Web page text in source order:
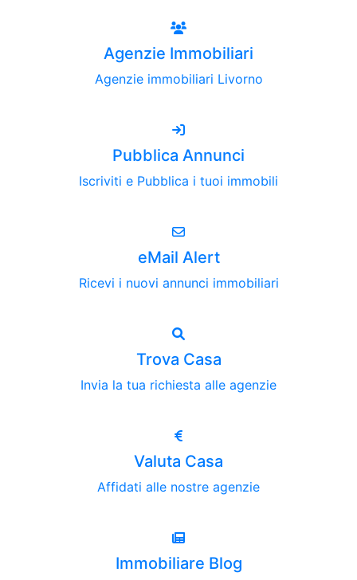
Agenzie Immobiliari
Agenzie immobiliari Livorno
Pubblica Annunci
Iscriviti e Pubblica i tuoi immobili
eMail Alert
Ricevi i nuovi annunci immobiliari
Trova Casa
Invia la tua richiesta alle agenzie
Valuta Casa
Affidati alle nostre agenzie
Immobiliare Blog